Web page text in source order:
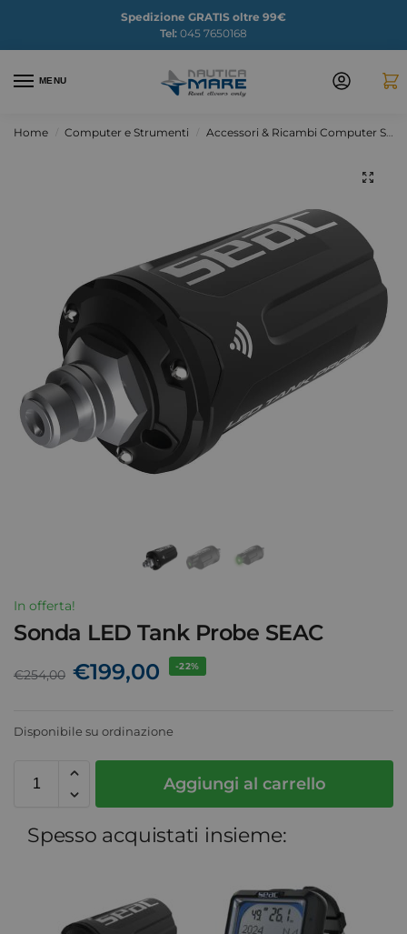
Spedizione GRATIS oltre 99€
Tel: 045 7650168
MENU
Home Computer e Strumenti Accessori & Ricambi Computer Sub
In offerta!
Sonda LED Tank Probe SEAC
€254,00 €199,00 -22%
Disponibile su ordinazione
Aggiungi al carrello
Spesso acquistati insieme: